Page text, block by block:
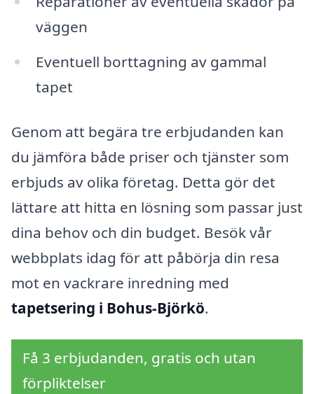
väggen
Eventuell borttagning av gammal
tapet
Genom att begära tre erbjudanden kan
du jämföra både priser och tjänster som
erbjuds av olika företag. Detta gör det
lättare att hitta en lösning som passar just
dina behov och din budget. Besök vår
webbplats idag för att påbörja din resa
mot en vackrare inredning med
tapetsering i Bohus-Björkö.
Få 3 erbjudanden, gratis och utan
förpliktelser